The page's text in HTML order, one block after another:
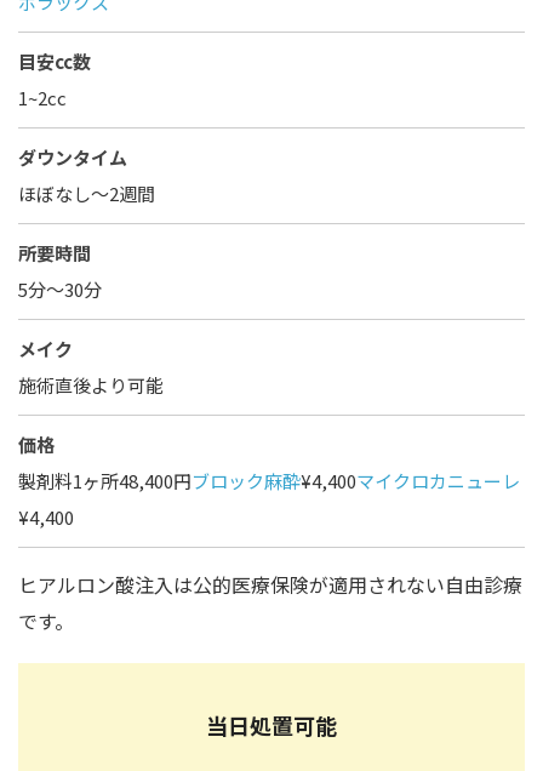
目安cc数
1~2cc
ダウンタイム
ほぼなし〜2週間
所要時間
5分～30分
メイク
施術直後より可能
価格
製剤料1ヶ所48,400円ブロック麻酔¥4,400マイクロカニューレ
¥4,400
ヒアルロン酸注入は公的医療保険が適用されない自由診療
です。
当日処置可能